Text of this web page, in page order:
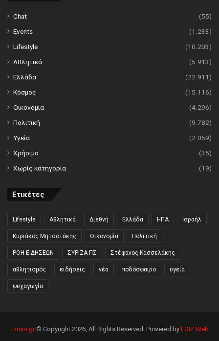
Chat
(55)
Events
(1.233)
Lifestyle
(10.203)
Αθλητικά
(5.913)
Ελλάδα
(22.911)
Κόσμος
(15.116)
Οικονομία
(4.296)
Πολιτική
(9.782)
Υγεία
(2.059)
Χρήσιμα
(35)
Χωρίς κατηγορία
(19)
Ετικέτες
Lifestyle Αθλητικά Διεθνή Ελλάδα ΗΠΑ Ισραήλ
Κυριάκος Μητσοτάκης Οικονομία Πολιτική
ΡΟΗ ΕΙΔΗΣΕΩΝ ΣΥΡΙΖΑ ΠΣ Στέφανος Κασσελάκης
αθλητισμός ειδήσεις νέα ποδόσφαιρο υγεία
ψυχαγωγία
Hours.gr© Copyright 2026, All Rights Reserved. Powered by LOIZ Web